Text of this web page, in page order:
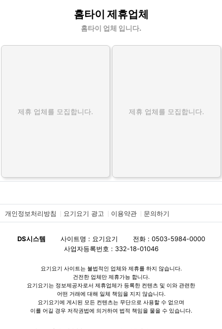
홈타이 제휴업체
홈타이 업체 입니다.
제휴 업체를 모집합니다. 제휴 업체를 모집합니다.
개인정보처리방침 요기요기 광고 이용약관 문의하기
DS시스템 사이트명 : 요기요기
전화 : 0503-5984-0000
사업자등록번호 : 332-18-01046
요기요기 사이트는 불법적인 업체와 제휴를 하지 않습니다.
건전한 업체만 제휴가능 합니다.
요기요기는 정보제공자로서 제휴업체가 등록한 컨텐츠 및 이와 관련한
어떤 거래에 대해 일체 책임을 지지 않습니다.
요기요기에 게시된 모든 컨텐츠는 무단으로 사용할 수 없으며
이를 어길 경우 저작권법에 의거하여 법적 책임을 물을 수 있습니다.